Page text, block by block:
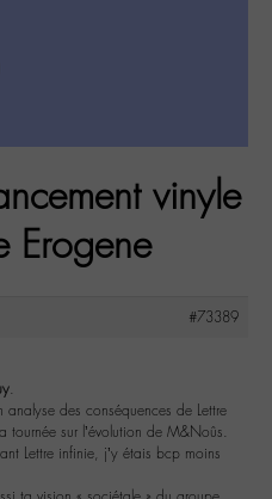
vinyle
Erogene
#73389
.
analyse des conséquences de Lettre
tournée sur l’évolution de M&Noûs.
Lettre infinie, j’y étais bcp moins